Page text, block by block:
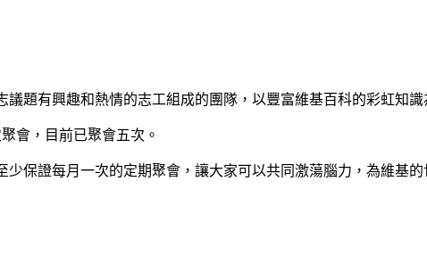
議題有興趣和熱情的志工組成的團隊，以豐富維基百科的彩虹知識
會，目前已聚會五次。
少保證每月一次的定期聚會，讓大家可以共同激蕩腦力，為維基的